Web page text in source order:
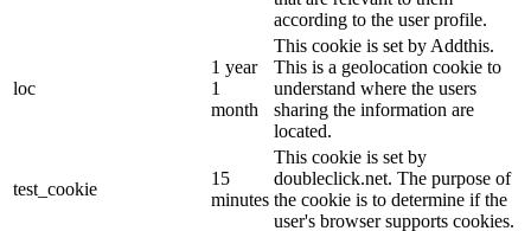
according to the user profile.
loc
1 year
1
month
This cookie is set by Addthis.
This is a geolocation cookie to
understand where the users
sharing the information are
located.
test_cookie
15
minutes
This cookie is set by
doubleclick.net. The purpose of
the cookie is to determine if the
user's browser supports cookies.